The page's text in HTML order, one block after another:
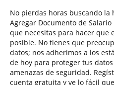
No pierdas horas buscando
Agregar Documento de
que necesitas para hacer que
posible. No tienes que
datos; nos adherimos a los
de hoy para proteger tus
amenazas de seguridad.
cuenta gratuita y ve lo fácil